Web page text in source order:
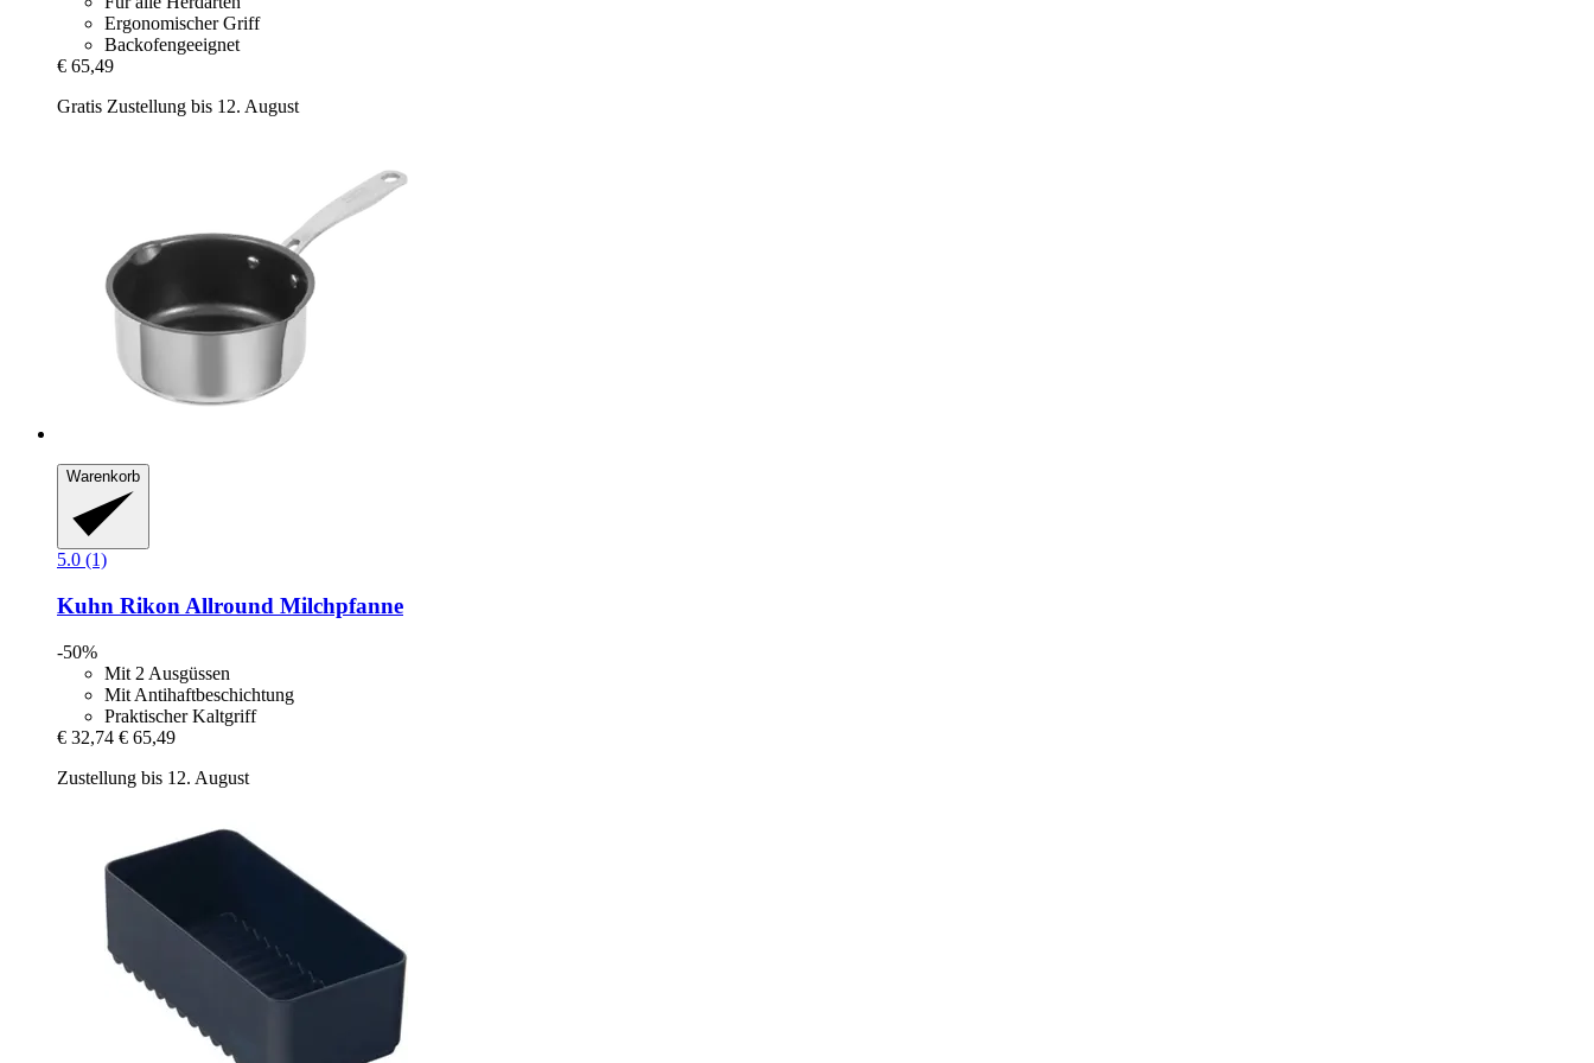
Ergonomischer Griff
Backofengeeignet
€ 65,49
Gratis Zustellung bis 12. August
Warenkorb
5.0 (1)
Kuhn Rikon Allround Milchpfanne
-50%
Mit 2 Ausgüssen
Mit Antihaftbeschichtung
Praktischer Kaltgriff
€ 32,74 € 65,49
Zustellung bis 12. August